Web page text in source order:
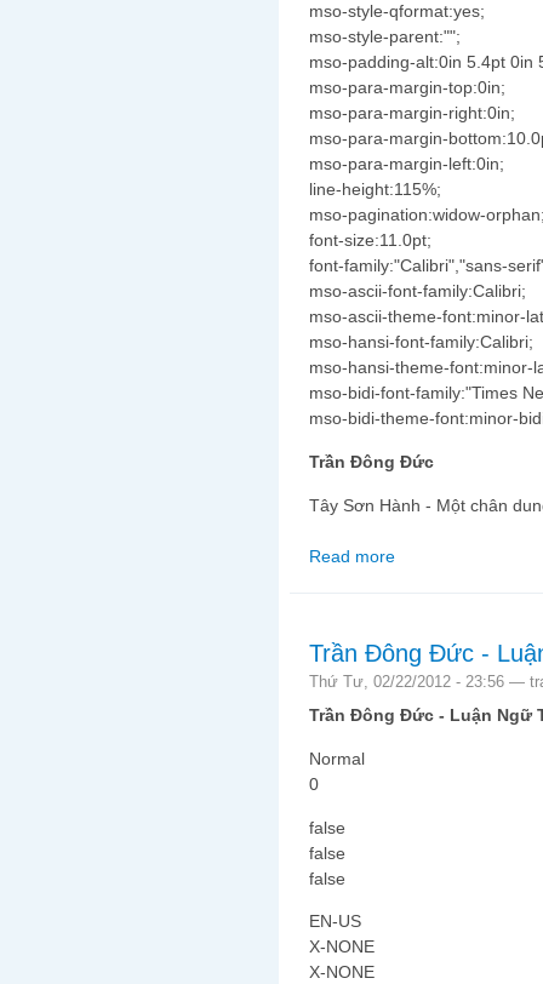
mso-style-qformat:yes;
mso-style-parent:"";
mso-padding-alt:0in 5.4pt 0in
mso-para-margin-top:0in;
mso-para-margin-right:0in;
mso-para-margin-
mso-para-margin-left:0in;
line-height:115%;
mso-pagination:widow-
font-size:11.0pt;
font-family:"Calibri","sans-
mso-ascii-font-family:Calibri;
mso-ascii-theme-font:minor-
mso-hansi-font-family:Calibri;
mso-hansi-theme-font:minor-
mso-bidi-font-family:"Times
mso-bidi-theme-font:minor-
Trần Đông Đức
Tây Sơn Hành - Một chân
Read more
Trần Đông Đức -
Thứ Tư, 02/22/2012 - 23:56 —
Trần Đông Đức - Luận Ngữ
Normal
0
false
false
false
EN-US
X-NONE
X-NONE